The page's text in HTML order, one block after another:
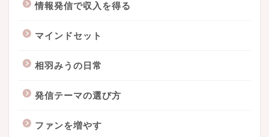
情報発信で収入を得る
マインドセット
相羽みうの日常
発信テーマの選び方
ファンを増やす